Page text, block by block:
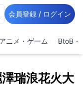
会員登録 / ログイン
アニメ・ゲーム BtoB・
瑞浪花火大